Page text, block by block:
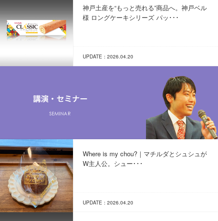
神戸土産を“もっと売れる”商品へ。神戸ベル
様 ロングケーキシリーズ パッ･･･
UPDATE：2026.04.20
Where is my chou?｜マチルダとシュシュが
W主人公。シュー･･･
UPDATE：2026.04.20